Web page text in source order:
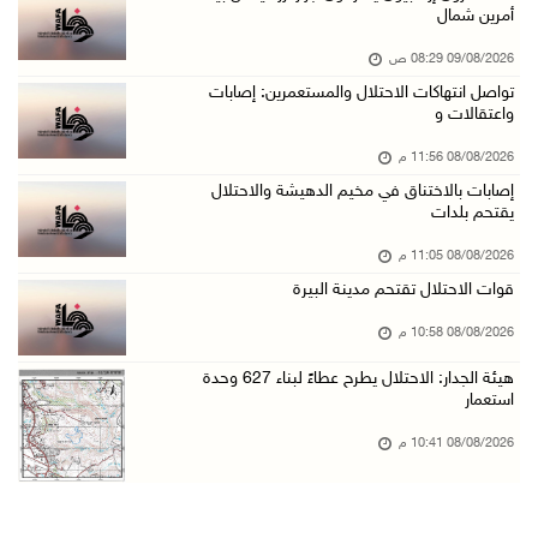
08/آب/2026 09:32 م
مستعمرون يهاجمون مسجدا في بلدة إذنا غرب الخلي ...
إصابات بالاختناق خلال مواجهات مع الاحتلال في ...
08/آب/2026 08:23 م
الاحتلال ينصب حواجز طيارة في محيط مخيم طولكرم ...
08/آب/2026 07:56 م
مستعمرون يهاجمون قرية أبو فلاح
08/آب/2026 07:07 م
مستعمرون يقتحمون بلدة بيت عور التحتا وقرية جل ...
أمرين شمال
09/08/2026 08:29 ص
تواصل انتهاكات الاحتلال والمستعمرين: إصابات
واعتقالات و
08/08/2026 11:56 م
إصابات بالاختناق في مخيم الدهيشة والاحتلال
يقتحم بلدات
08/08/2026 11:05 م
قوات الاحتلال تقتحم مدينة البيرة
08/08/2026 10:58 م
هيئة الجدار: الاحتلال يطرح عطاءً لبناء 627 وحدة
استعمار
08/08/2026 10:41 م